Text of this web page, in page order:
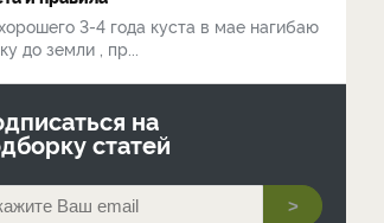
3-4 года куста в мае нагибаю
до земли , пр...
на
статей
>